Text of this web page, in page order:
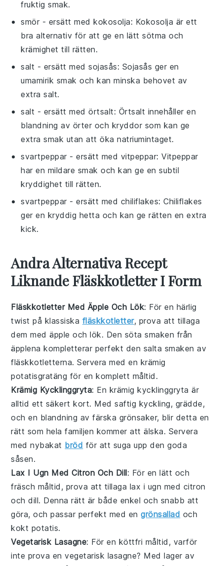
fruktig smak.
smör - ersätt medkokosolja: Kokosolja är ett
bra alternativ för att ge en lätt sötma och
krämighet till rätten.
salt - ersätt medsojasås: Sojasås ger en
umamirik smak och kan minska behovet av
extra salt.
salt - ersätt medörtsalt: Örtsalt innehåller en
blandning av örter och kryddor som kan ge
extra smak utan att öka natriumintaget.
svartpeppar - ersätt med vitpeppar: Vitpeppar
har en mildare smak och kan ge en subtil
kryddighet till rätten.
svartpeppar - ersätt med chiliflakes: Chiliflakes
ger en kryddig hetta och kan ge rätten en extra
kick.
Andra Alternativa Recept
Liknande Fläskkotletter I Form
Fläskkotletter Med Äpple Och Lök: För en härlig
twist på klassiska fläskkotletter, prova att tillaga
dem medäpple ochlök. Den söta smaken från
äpplena kompletterar perfekt den salta smaken av
fläskkotletterna. Servera med en krämig
potatisgratäng för en komplett måltid.
Krämig Kycklinggryta: En krämig kycklinggryta är
alltid ett säkert kort. Med saftig kyckling, grädde,
och en blandning av färska grönsaker, blir detta en
rätt som hela familjen kommer att älska. Servera
med nybakat bröd för att suga upp den goda
såsen.
Lax I Ugn Med Citron Och Dill: För en lätt och
fräsch måltid, prova att tillaga lax i ugn med citron
ochdill. Denna rätt är både enkel och snabb att
göra, och passar perfekt med engrönsallad och
kokt potatis.
Vegetarisk Lasagne: För en köttfri måltid, varför
inte prova envegetarisk lasagne? Med lager av